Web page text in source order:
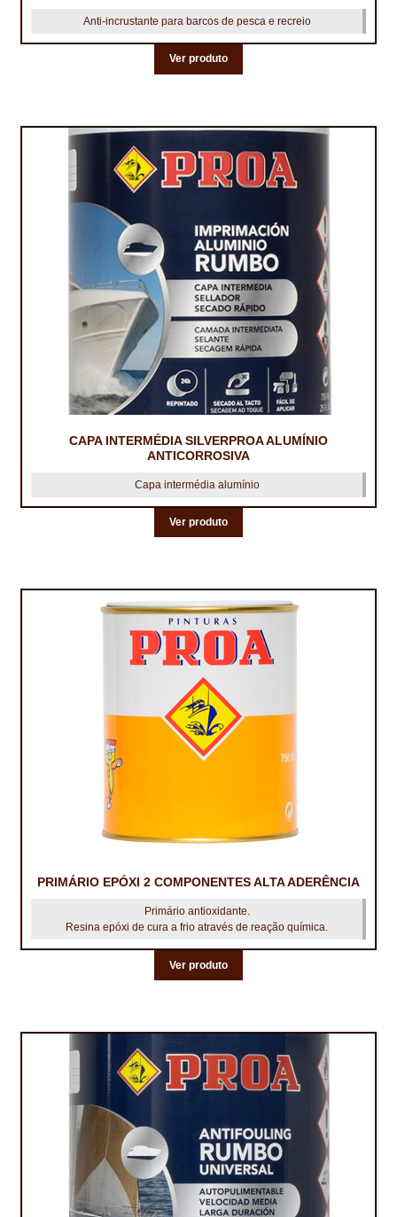
PINTURA PAVIMENTOS DE CIMENTO
POLÍTICA DE PRIVACIDADE
PRODUTOS DAS MARCAS
PRODUTOS E SOLUÇÕES TÉCNICAS PARA PROFISSIONAIS
PRODUTOS ECOLÓGICOS CERTIFICADOS
PRODUTOS PARA A INDÚSTRIA AUTOMÓVEL
PRODUTOS PARA A INDÚSTRIA NAVAL E MARÍTIMA
REVESTIMENTO DE TANQUES E SILOS
SISTEMA RESILIENTE PARA PAVIMENTOS
TRATAMENTO DE MADEIRAS
VINÍLICOS
Anti-incrustante para barcos de pesca e recreio
Ver produto
CAPA INTERMÉDIA SILVERPROA ALUMÍNIO
ANTICORROSIVA
Capa intermédia alumínio
Ver produto
PRIMÁRIO EPÓXI 2 COMPONENTES ALTA ADERÊNCIA
Primário antioxidante.
Resina epóxi de cura a frio através de reação química.
Ver produto